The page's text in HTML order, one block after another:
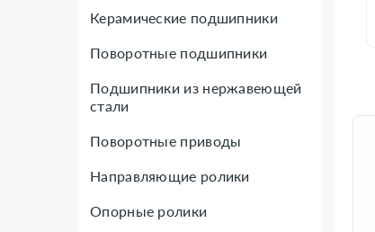
Керамические подшипники
Поворотные подшипники
Подшипники из нержавеющей
стали
Поворотные приводы
Направляющие ролики
Опорные ролики